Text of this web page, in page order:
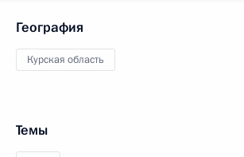
География
Курская область
Темы